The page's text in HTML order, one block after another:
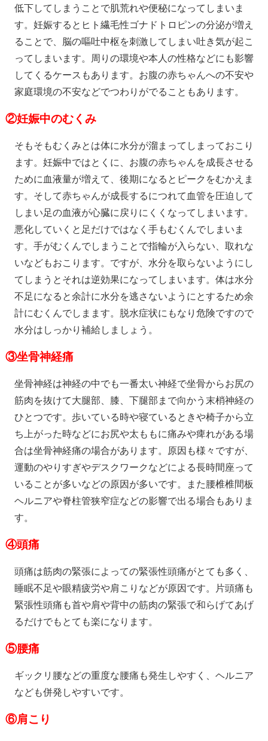
低下してしまうことで肌荒れや便秘になってしまいま
す。妊娠するとヒト繊毛性ゴナドトロピンの分泌が増え
ることで、脳の嘔吐中枢を刺激してしまい吐き気が起こ
ってしまいます。周りの環境や本人の性格などにも影響
してくるケースもあります。お腹の赤ちゃんへの不安や
家庭環境の不安などでつわりがでることもあります。
②妊娠中のむくみ
そもそもむくみとは体に水分が溜まってしまっておこり
ます。妊娠中ではとくに、お腹の赤ちゃんを成長させる
ために血液量が増えて、後期になるとピークをむかえま
す。そして赤ちゃんが成長するにつれて血管を圧迫して
しまい足の血液が心臓に戻りにくくなってしまいます。
悪化していくと足だけではなく手もむくんでしまいま
す。手がむくんでしまうことで指輪が入らない、取れな
いなどもおこります。ですが、水分を取らないようにし
てしまうとそれは逆効果になってしまいます。体は水分
不足になると余計に水分を逃さないようにとするため余
計にむくんでしまます。脱水症状にもなり危険ですので
水分はしっかり補給しましょう。
③坐骨神経痛
坐骨神経は神経の中でも一番太い神経で坐骨からお尻の
筋肉を抜けて大腿部、膝、下腿部まで向かう末梢神経の
ひとつです。歩いている時や寝ているときや椅子から立
ち上がった時などにお尻や太ももに痛みや痺れがある場
合は坐骨神経痛の場合があります。原因も様々ですが、
運動のやりすぎやデスクワークなどによる長時間座って
いることが多いなどの原因が多いです。また腰椎椎間板
ヘルニアや脊柱管狭窄症などの影響で出る場合もありま
す。
④頭痛
頭痛は筋肉の緊張によっての緊張性頭痛がとても多く、
睡眠不足や眼精疲労や肩こりなどが原因です。片頭痛も
緊張性頭痛も首や肩や背中の筋肉の緊張で和らげてあげ
るだけでもとても楽になります。
⑤腰痛
ギックリ腰などの重度な腰痛も発生しやすく、ヘルニア
なども併発しやすいです。
⑥肩こり